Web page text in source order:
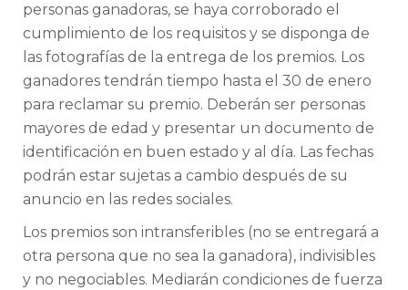
personas ganadoras, se haya corroborado el
cumplimiento de los requisitos y se disponga de
las fotografías de la entrega de los premios. Los
ganadores tendrán tiempo hasta el 30 de enero
para reclamar su premio. Deberán ser personas
mayores de edad y presentar un documento de
identificación en buen estado y al día. Las fechas
podrán estar sujetas a cambio después de su
anuncio en las redes sociales.
Los premios son intransferibles (no se entregará a
otra persona que no sea la ganadora), indivisibles
y no negociables. Mediarán condiciones de fuerza